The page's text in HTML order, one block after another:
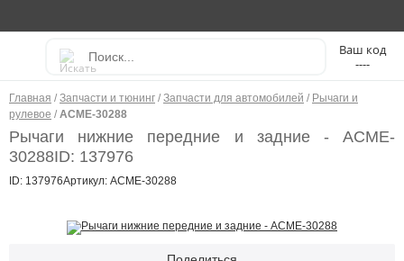
----
Главная / Запчасти и тюнинг / Запчасти для автомобилей / Рычаги и
рулевое / ACME-30288
Рычаги нижние передние и задние - ACME-
30288ID: 137976
ID: 137976Артикул: ACME-30288